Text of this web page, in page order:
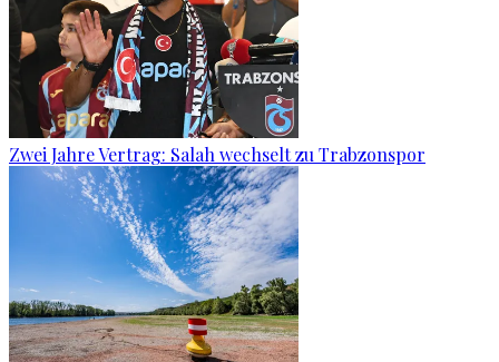
Zwei Jahre Vertrag: Salah wechselt zu Trabzonspor